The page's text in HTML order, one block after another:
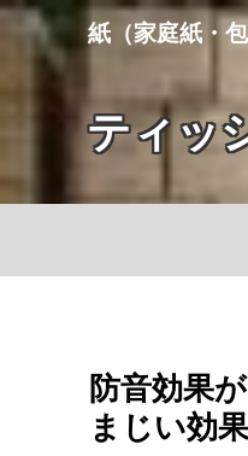
紙（家庭紙・
ティッ
防音効果
まじい効